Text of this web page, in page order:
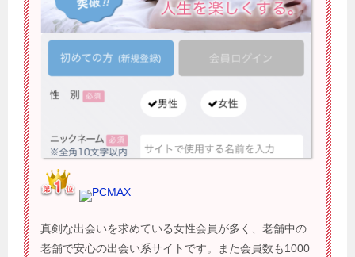
PCMAX
真剣な出会いを求めている女性会員が多く、老舗中の
老舗で安心の出会い系サイトです。また会員数も1000